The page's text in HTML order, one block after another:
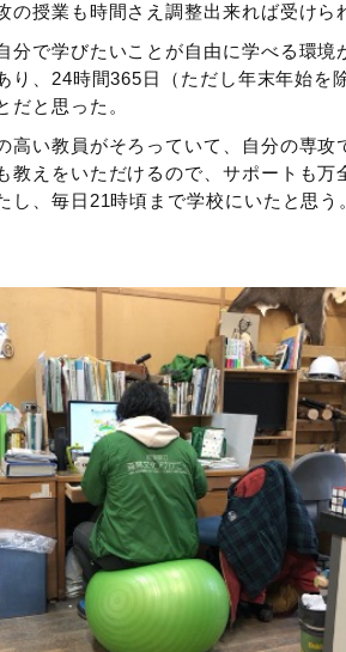
の授業も時間さえ調整出来れば受けら
分で学びたいことが自由に学べる環境
り、24時間365日（ただし年末年始を
だと思った。
高い教員がそろっていて、自分の専攻
えをいただけるので、サポートも万
し、毎日21時頃まで学校にいたと思う